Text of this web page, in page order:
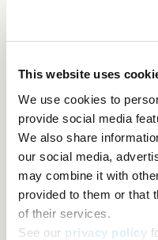
This website uses
We use cookies to
provide social media
We also share
our social media,
may combine it with
provided to them or that
of their services.
See our privacy policy
especializado
Nos aseguramos de
estudio para trabajar
Le brindaremos
detallada y de